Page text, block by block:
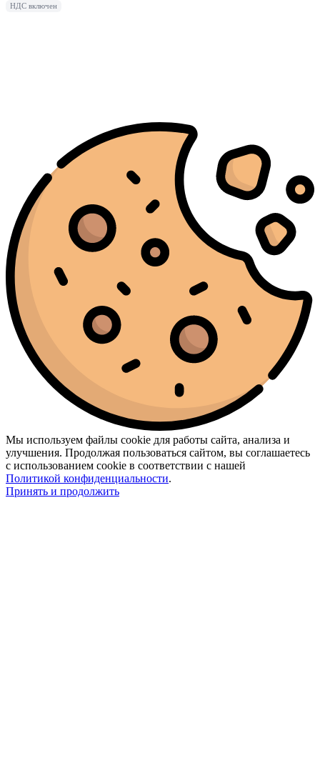
НДС включен
Мы используем файлы cookie для работы сайта, анализа и
улучшения. Продолжая пользоваться сайтом, вы соглашаетесь
с использованием cookie в соответствии с нашей
Политикой конфиденциальности.
Принять и продолжить